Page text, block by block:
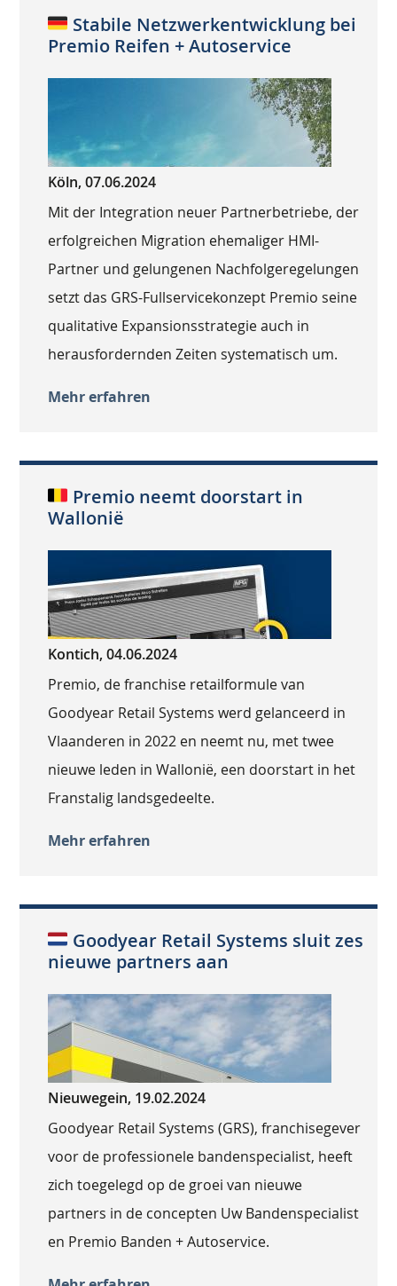
Stabile Netzwerkentwicklung bei
Premio Reifen + Autoservice
Köln, 07.06.2024
Mit der Integration neuer Partnerbetriebe, der
erfolgreichen Migration ehemaliger HMI-
Partner und gelungenen Nachfolgeregelungen
setzt das GRS-Fullservicekonzept Premio seine
qualitative Expansionsstrategie auch in
herausfordernden Zeiten systematisch um.
Mehr erfahren
Premio neemt doorstart in
Wallonië
Kontich, 04.06.2024
Premio, de franchise retailformule van
Goodyear Retail Systems werd gelanceerd in
Vlaanderen in 2022 en neemt nu, met twee
nieuwe leden in Wallonië, een doorstart in het
Franstalig landsgedeelte.
Mehr erfahren
Goodyear Retail Systems sluit zes
nieuwe partners aan
Nieuwegein, 19.02.2024
Goodyear Retail Systems (GRS), franchisegever
voor de professionele bandenspecialist, heeft
zich toegelegd op de groei van nieuwe
partners in de concepten Uw Bandenspecialist
en Premio Banden + Autoservice.